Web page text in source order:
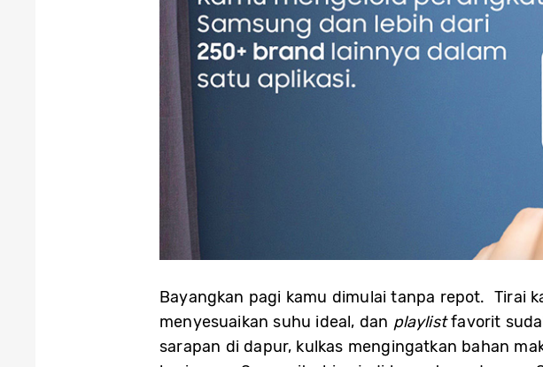
Bayangkan pagi kamu dimulai tanpa repot. Tirai
menyesuaikan suhu ideal, dan playlistfavorit
sarapan di dapur, kulkas mengingatkan bahan